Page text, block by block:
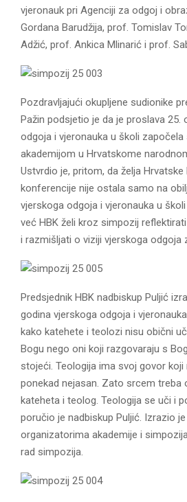
vjeronauk pri Agenciji za odgoj i
Gordana Barudžija, prof. Tomislav
Adžić, prof. Ankica Mlinarić i prof.
Pozdravljajući okupljene sudionike
Pažin podsjetio je da je proslava 25.
odgoja i vjeronauka u školi započela
akademijom u Hrvatskome
Ustvrdio je, pritom, da želja Hrvatske
konferencije nije ostala samo na
vjerskoga odgoja i vjeronauka u
već HBK želi kroz simpozij
i razmišljati o viziji vjerskoga odgoja
Predsjednik HBK nadbiskup Puljić
godina vjerskoga odgoja i
kako katehete i teolozi nisu obični
Bogu nego oni koji razgovaraju s
stojeći. Teologija ima svoj govor koji
ponekad nejasan. Zato srcem treba
kateheta i teolog. Teologija se uči i
poručio je nadbiskup Puljić. Izrazio
organizatorima akademije i
rad simpozija.